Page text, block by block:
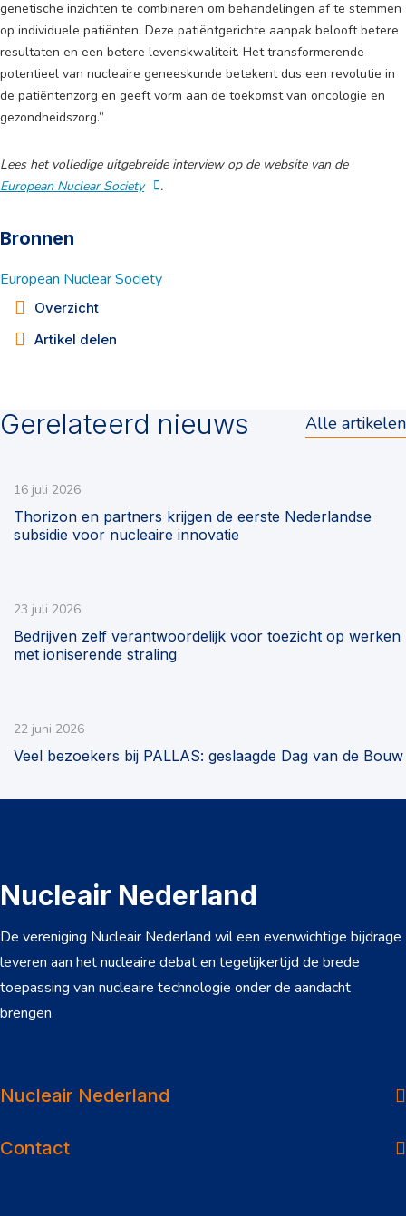
genetische inzichten te combineren om behandelingen af te stemmen
op individuele patiënten. Deze patiëntgerichte aanpak belooft betere
resultaten en een betere levenskwaliteit. Het transformerende
potentieel van nucleaire geneeskunde betekent dus een revolutie in
de patiëntenzorg en geeft vorm aan de toekomst van oncologie en
gezondheidszorg.”
Lees het volledige uitgebreide interview op de website van de
European Nuclear Society
.
Bronnen
European Nuclear Society
Overzicht
Artikel delen
Gerelateerd nieuws Alle artikelen
Thorizon en partners krijgen de eerste Nederlandse
subsidie voor nucleaire innovatie
16 juli 2026
Bedrijven zelf verantwoordelijk voor toezicht op werken
met ioniserende straling
23 juli 2026
Veel bezoekers bij PALLAS: geslaagde Dag van de Bouw
22 juni 2026
Nucleair Nederland
De vereniging Nucleair Nederland wil een evenwichtige bijdrage
leveren aan het nucleaire debat en tegelijkertijd de brede
toepassing van nucleaire technologie onder de aandacht
brengen.
Nucleair Nederland
Contact